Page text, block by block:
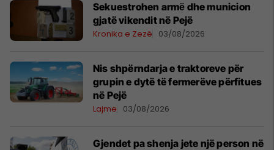
Sekuestrohen armё dhe municion
gjatë vikendit në Pejë
Kronika e Zezë 03/08/2026
Nis shpërndarja e traktoreve për
grupin e dytë të fermerëve përfitues
në Pejë
Lajme 03/08/2026
Gjendet pa shenja jete një person në